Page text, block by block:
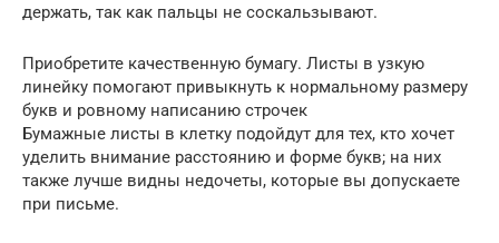
держать, так как пальцы не соскальзывают.
Приобретите качественную бумагу. Листы в узкую
линейку помогают привыкнуть к нормальному размеру
букв и ровному написанию строчек
Бумажные листы в клетку подойдут для тех, кто хочет
уделить внимание расстоянию и форме букв; на них
также лучше видны недочеты, которые вы допускаете
при письме.